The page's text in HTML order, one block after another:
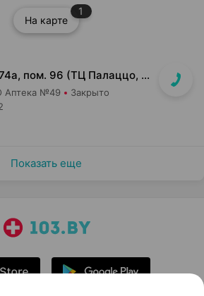
На карте
1
ул. Тимирязева, д. 74а, пом. 96 (ТЦ Палаццо, 1 этаж, главный вход)
№49 Закрыто
Показать еще